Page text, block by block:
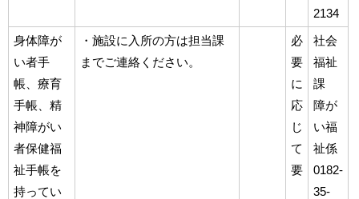
2134
身体障が
い者手
帳、療育
手帳、精
神障がい
者保健福
祉手帳を
持ってい
・施設に入所の方は担当課
までご連絡ください。
必
要
に
応
じ
て
要
社会
福祉
課
障が
い福
祉係
0182-
35-